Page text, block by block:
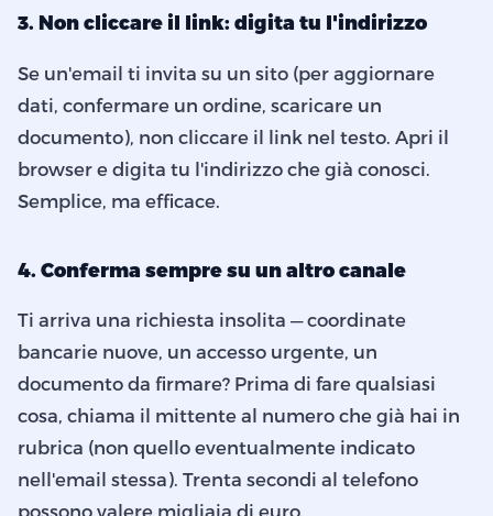
3. Non cliccare il link: digita tu l'indirizzo
Se un'email ti invita su un sito (per aggiornare
dati, confermare un ordine, scaricare un
documento), non cliccare il link nel testo. Apri il
browser e digita tu l'indirizzo che già conosci.
Semplice, ma efficace.
4. Conferma sempre su un altro canale
Ti arriva una richiesta insolita — coordinate
bancarie nuove, un accesso urgente, un
documento da firmare? Prima di fare qualsiasi
cosa, chiama il mittente al numero che già hai in
rubrica (non quello eventualmente indicato
nell'email stessa). Trenta secondi al telefono
possono valere migliaia di euro.